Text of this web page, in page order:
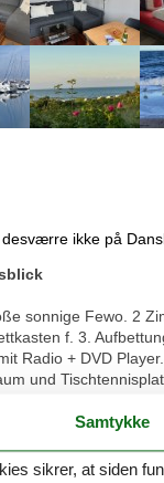
ikke på
sonnige Fewo. 2
f. 3.
Radio + DVD
und
Samtykke
sikrer, at siden